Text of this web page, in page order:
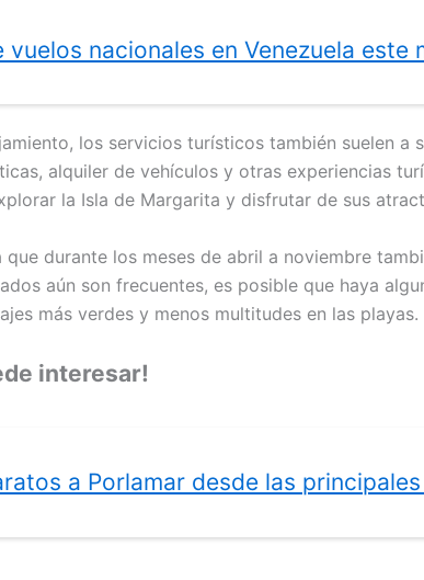
vuelos nacionales en Venezuela este
los servicios turísticos también suelen
alquiler de vehículos y otras experiencias
la Isla de Margarita y disfrutar de sus
durante los meses de abril a noviembre
aún son frecuentes, es posible que haya
más verdes y menos multitudes en las playas.
interesar!
a Porlamar desde las